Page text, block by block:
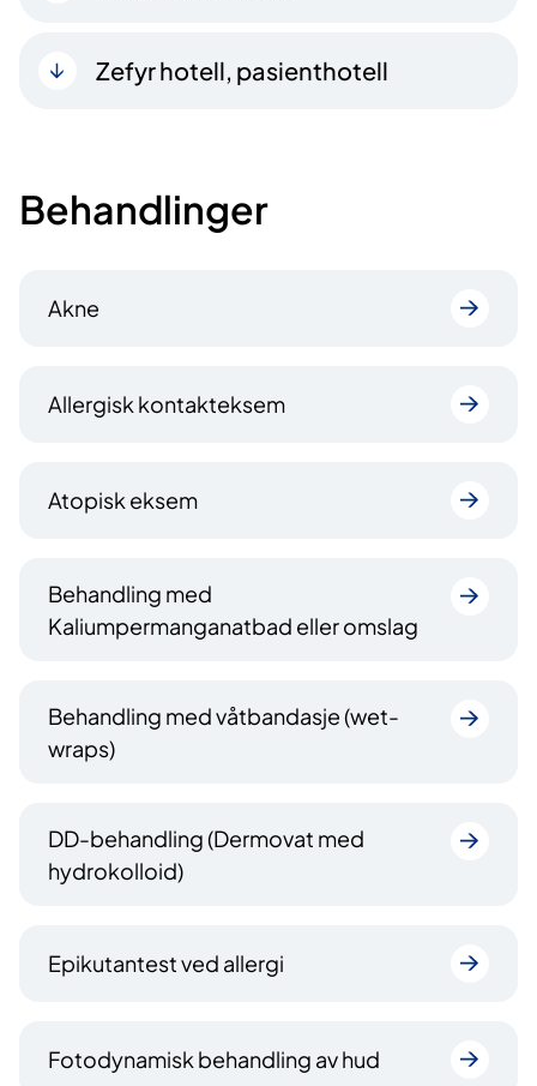
Zefyr hotell, pasienthotell
Behandlinger
Akne
Allergisk kontakteksem
Atopisk eksem
Behandling med
Kaliumpermanganatbad eller omslag
Behandling med våtbandasje (wet-
wraps)
DD-behandling (Dermovat med
hydrokolloid)
Epikutantest ved allergi
Fotodynamisk behandling av hud